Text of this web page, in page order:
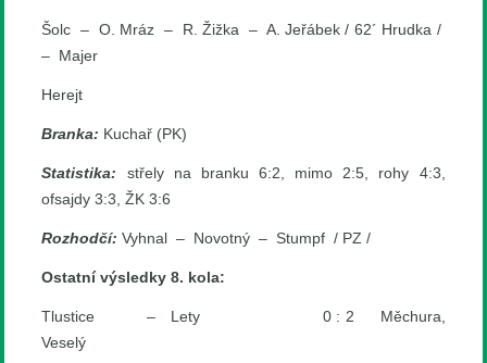
Šolc – O. Mráz – R. Žižka – A. Jeřábek / 62´ Hrudka /
– Majer
Herejt
Branka: Kuchař (PK)
Statistika: střely na branku 6:2, mimo 2:5, rohy 4:3,
ofsajdy 3:3, ŽK 3:6
Rozhodčí: Vyhnal – Novotný – Stumpf / PZ /
Ostatní výsledky 8. kola:
Tlustice – Lety 0 : 2 Měchura,
Veselý